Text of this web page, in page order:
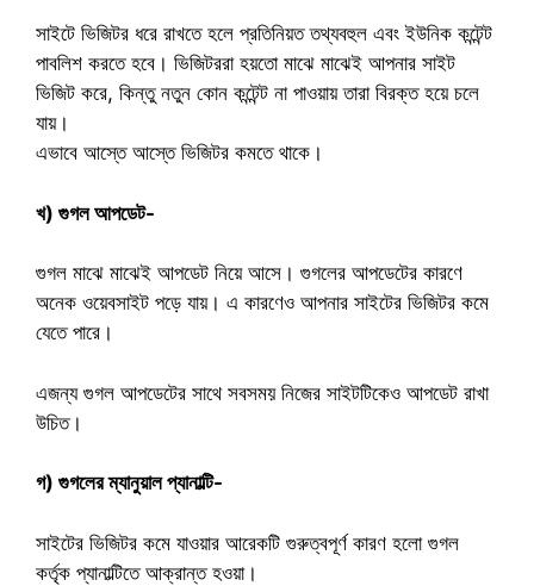
সাইটে ভিজিটর ধরে রাখতে হলে প্রতিনিয়ত তথ্যবহুল এবং ইউনিক কন্টেন্ট
পাবলিশ করতে হবে। ভিজিটররা হয়তো মাঝে মাঝেই আপনার সাইট
ভিজিট করে, কিন্তু নতুন কোন কন্টেন্ট না পাওয়ায় তারা বিরক্ত হয়ে চলে
যায়।
এভাবে আস্তে আস্তে ভিজিটর কমতে থাকে।
খ) গুগল আপডেট-
গুগল মাঝে মাঝেই আপডেট নিয়ে আসে। গুগলের আপডেটের কারণে
অনেক ওয়েবসাইট পড়ে যায়। এ কারণেও আপনার সাইটের ভিজিটর কমে
যেতে পারে।
এজন্য গুগল আপডেটের সাথে সবসময় নিজের সাইটটিকেও আপডেট রাখা
উচিত।
গ) গুগলের ম্যানুয়াল প্যানাল্টি-
সাইটের ভিজিটর কমে যাওয়ার আরেকটি গুরুত্বপূর্ণ কারণ হলো গুগল
কর্তৃক প্যানাল্টিতে আক্রান্ত হওয়া।